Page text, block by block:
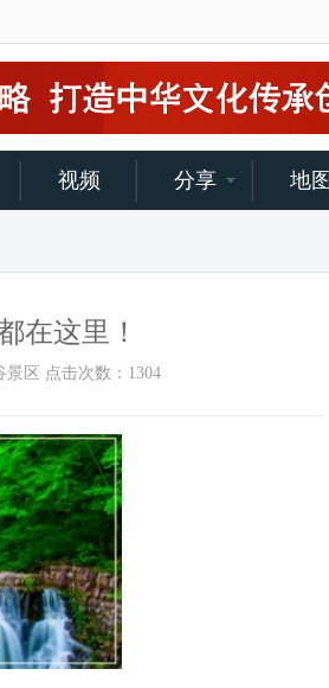
视频 分享 地图
在这里！
区 点击次数： 1304